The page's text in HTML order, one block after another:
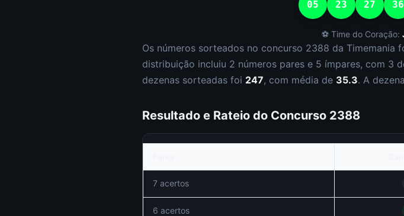
05 23 27 36
⚽ Time do Coração:
Os números sorteados no concurso 2388 da Timemania
distribuição incluiu 2 números pares e 5 ímpares, com 3
dezenas sorteadas foi 247, com média de 35.3. A
Resultado e Rateio do Concurso 2388
7 acertos
6 acertos